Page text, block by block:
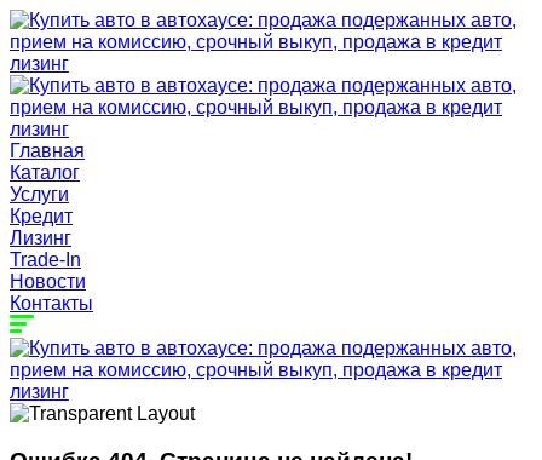
Главная
Каталог
Услуги
Кредит
Лизинг
Trade-In
Новости
Контакты